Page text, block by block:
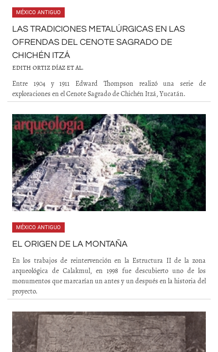
MÉXICO ANTIGUO
LAS TRADICIONES METALÚRGICAS EN LAS
OFRENDAS DEL CENOTE SAGRADO DE
CHICHÉN ITZÁ
EDITH ORTIZ DÍAZ ET AL.
Entre 1904 y 1911 Edward Thompson realizó una serie de
exploraciones en el Cenote Sagrado de Chichén Itzá, Yucatán.
MÉXICO ANTIGUO
EL ORIGEN DE LA MONTAÑA
En los trabajos de reintervención en la Estructura II de la zona
arqueológica de Calakmul, en 1998 fue descubierto uno de los
monumentos que marcarían un antes y un después en la historia del
proyecto.